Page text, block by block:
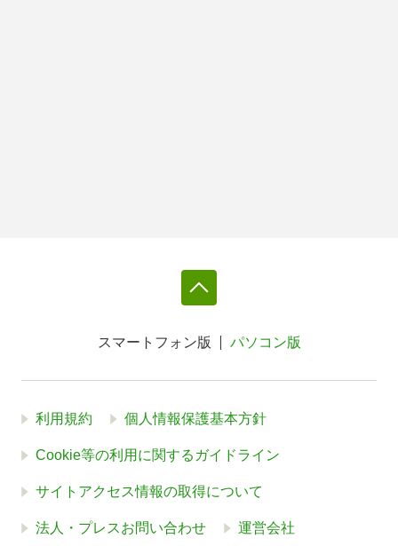
スマートフォン版 パソコン版
利用規約 個人情報保護基本方針
Cookie等の利用に関するガイドライン
サイトアクセス情報の取得について
法人・プレスお問い合わせ 運営会社